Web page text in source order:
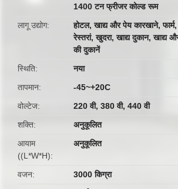
1400 टन फ्रीजर कोल्ड रूम
लागू उद्योग
होटल, खाद्य और पेय कारखाने, फार्म,
रेस्तरां, खुदरा, खाद्य दुकान, खाद्य
की दुकानें
स्थिति
नया
तापमान
-45~+20C
वोल्टेज
220 वी, 380 वी, 440 वी
शक्ति
अनुकूलित
आयाम
((L*W*H)
अनुकूलित
वजन
3000 किग्रा